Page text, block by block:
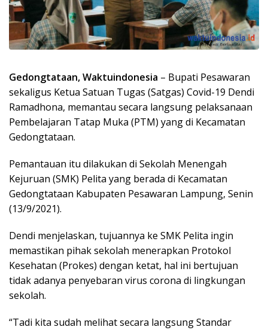
Gedongtataan, Waktuindonesia – Bupati Pesawaran
sekaligus Ketua Satuan Tugas (Satgas) Covid-19 Dendi
Ramadhona, memantau secara langsung pelaksanaan
Pembelajaran Tatap Muka (PTM) yang di Kecamatan
Gedongtataan.
Pemantauan itu dilakukan di Sekolah Menengah
Kejuruan (SMK) Pelita yang berada di Kecamatan
Gedongtataan Kabupaten Pesawaran Lampung, Senin
(13/9/2021).
Dendi menjelaskan, tujuannya ke SMK Pelita ingin
memastikan pihak sekolah menerapkan Protokol
Kesehatan (Prokes) dengan ketat, hal ini bertujuan
tidak adanya penyebaran virus corona di lingkungan
sekolah.
“Tadi kita sudah melihat secara langsung Standar